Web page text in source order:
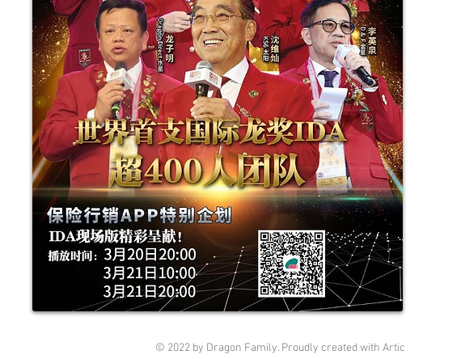
© 2022 by Dragon Family. Proudly created with Artic